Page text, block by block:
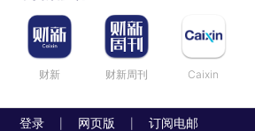
财新 财新周刊 Caixin
登录 网页版 订阅电邮